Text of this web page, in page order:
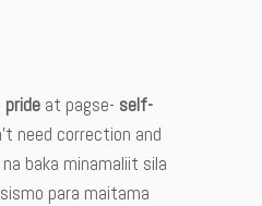
pride at pagse- self-
need correction and
baka minamaliit sila
para maitama